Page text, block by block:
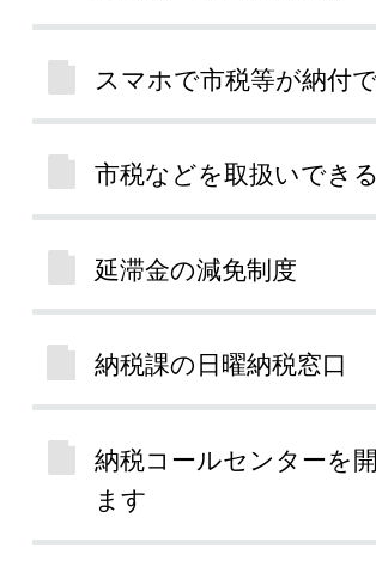
スマホで市税等が納付
市税などを取扱いでき
延滞金の減免制度
納税課の日曜納税窓口
納税コールセンターを
ます